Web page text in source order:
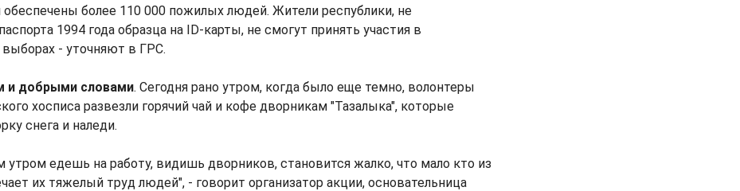
более 110 000 пожилых людей. Жители республики, не
1994 года образца на ID-карты, не смогут принять участия в
- уточняют в ГРС.
и добрыми словами. Сегодня рано утром, когда было еще темно, волонтеры
хосписа развезли горячий чай и кофе дворникам "Тазалыка", которые
снега и наледи.
утром едешь на работу, видишь дворников, становится жалко, что мало кто из
их тяжелый труд людей", - говорит организатор акции, основательница